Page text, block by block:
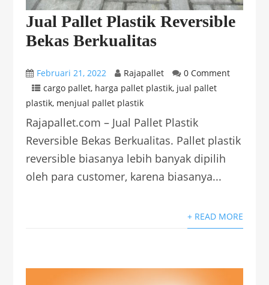
Jual Pallet Plastik Reversible
Bekas Berkualitas
Februari 21, 2022 Rajapallet
0 Comment
cargo pallet, harga pallet plastik, jual pallet
plastik, menjual pallet plastik
Rajapallet.com – Jual Pallet Plastik
Reversible Bekas Berkualitas. Pallet plastik
reversible biasanya lebih banyak dipilih
oleh para customer, karena biasanya...
+ READ MORE